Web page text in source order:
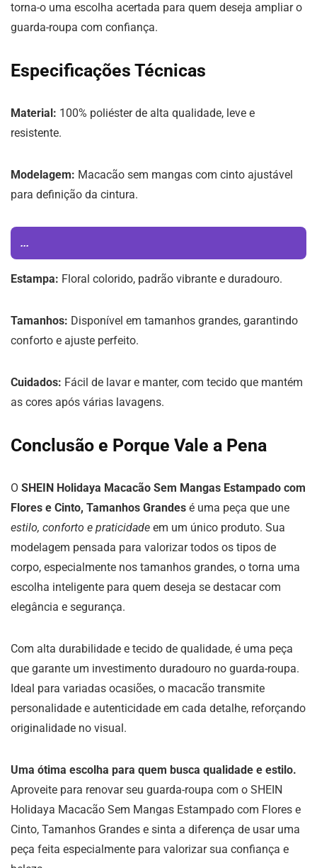
torna-o uma escolha acertada para quem deseja ampliar o
guarda-roupa com confiança.
Especificações Técnicas
Material: 100% poliéster de alta qualidade, leve e
resistente.
Modelagem: Macacão sem mangas com cinto ajustável
para definição da cintura.
...
Estampa: Floral colorido, padrão vibrante e duradouro.
Tamanhos: Disponível em tamanhos grandes, garantindo
conforto e ajuste perfeito.
Cuidados: Fácil de lavar e manter, com tecido que mantém
as cores após várias lavagens.
Conclusão e Porque Vale a Pena
O SHEIN Holidaya Macacão Sem Mangas Estampado com
Flores e Cinto, Tamanhos Grandes é uma peça que une
estilo, conforto e praticidade em um único produto. Sua
modelagem pensada para valorizar todos os tipos de
corpo, especialmente nos tamanhos grandes, o torna uma
escolha inteligente para quem deseja se destacar com
elegância e segurança.
Com alta durabilidade e tecido de qualidade, é uma peça
que garante um investimento duradouro no guarda-roupa.
Ideal para variadas ocasiões, o macacão transmite
personalidade e autenticidade em cada detalhe, reforçando
originalidade no visual.
Uma ótima escolha para quem busca qualidade e estilo.
Aproveite para renovar seu guarda-roupa com o SHEIN
Holidaya Macacão Sem Mangas Estampado com Flores e
Cinto, Tamanhos Grandes e sinta a diferença de usar uma
peça feita especialmente para valorizar sua confiança e